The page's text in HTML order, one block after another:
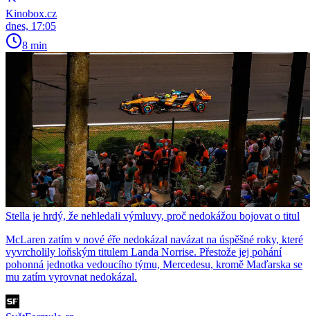
Kinobox.cz
dnes, 17:05
8 min
Stella je hrdý, že nehledali výmluvy, proč nedokážou bojovat o titul
McLaren zatím v nové éře nedokázal navázat na úspěšné roky, které
vyvrcholily loňským titulem Landa Norrise. Přestože jej pohání
pohonná jednotka vedoucího týmu, Mercedesu, kromě Maďarska se
mu zatím vyrovnat nedokázal.